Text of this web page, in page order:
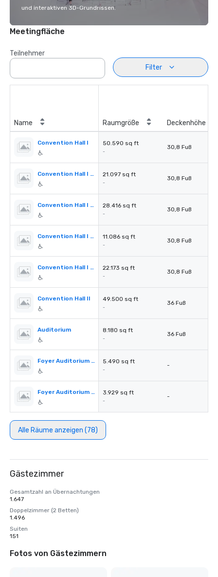
und interaktiven 3D-Grundrissen.
Meetingfläche
Teilnehmer
Filter
Name Raumgröße Deckenhöhe
Convention Hall I 50.590 sq ft
-
30,8 Fuß
Convention Hall I Section A 21.097 sq ft
-
30,8 Fuß
Convention Hall I Section A+B 28.416 sq ft
-
30,8 Fuß
Convention Hall I Section C 11.086 sq ft
-
30,8 Fuß
Convention Hall I Section C+D 22.173 sq ft
-
30,8 Fuß
Convention Hall II 49.500 sq ft
-
36 Fuß
Auditorium 8.180 sq ft
-
36 Fuß
Foyer Auditorium 1st Floor 5.490 sq ft
-
-
Foyer Auditorium 2nd Floor 3.929 sq ft
-
-
Alle Räume anzeigen (78)
Gästezimmer
Gesamtzahl an Übernachtungen
1.647
Doppelzimmer (2 Betten)
1.496
Suiten
151
Fotos von Gästezimmern